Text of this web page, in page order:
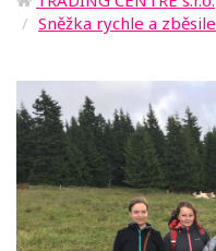
Sněžka rychle a zběsile